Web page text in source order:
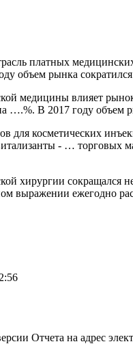
платных
объем рынка
медицины влияет
….%. В 2017 году
для косметических
- … торговых
хирургии
выражении ежегодно
Отчета на адрес